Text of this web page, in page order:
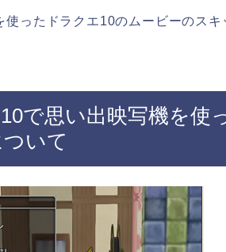
使ったドラクエ10のムービーのスキ
で思い出映写機を使
いて